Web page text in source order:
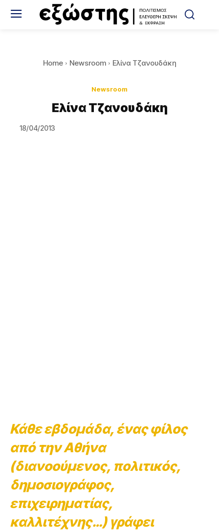
Home Newsroom Ελίνα Τζανουδάκη
Newsroom
Ελίνα Τζανουδάκη
18/04/2013
Κάθε εβδομάδα, ένας φίλος
από την Αθήνα
(διανοούμενος, πολιτικός,
δημοσιογράφος,
επιχειρηματίας,
καλλιτέχνης…) γράφει